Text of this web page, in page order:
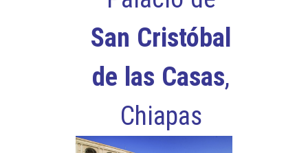
San Cristóbal
de las Casas,
Chiapas